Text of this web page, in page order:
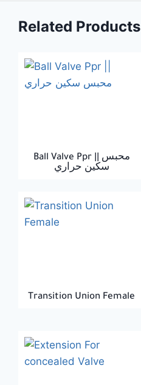
Related Products
Ball Valve Ppr || محبس
سكين حراري
Transition Union Female